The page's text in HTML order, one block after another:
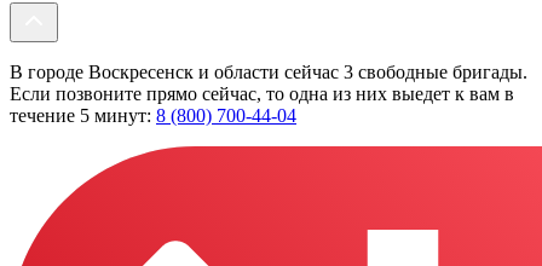
В городе Воскресенск и области сейчас 3 свободные бригады.
Если позвоните прямо сейчас, то одна из них выедет к вам в
течение 5 минут: 8 (800) 700-44-04